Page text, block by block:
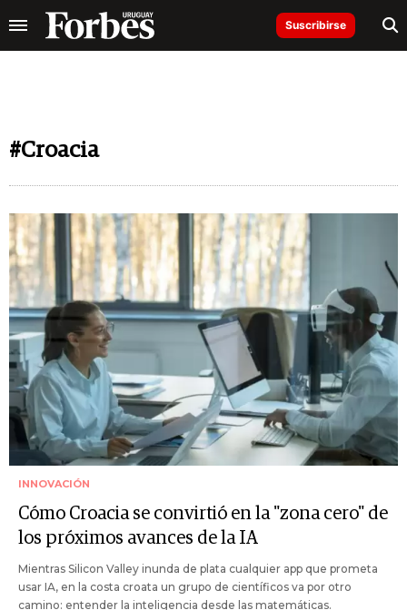
Suscribirse
#Croacia
INNOVACIÓN
Cómo Croacia se convirtió en la "zona cero" de
los próximos avances de la IA
Mientras Silicon Valley inunda de plata cualquier app que prometa
usar IA, en la costa croata un grupo de científicos va por otro
camino: entender la inteligencia desde las matemáticas.